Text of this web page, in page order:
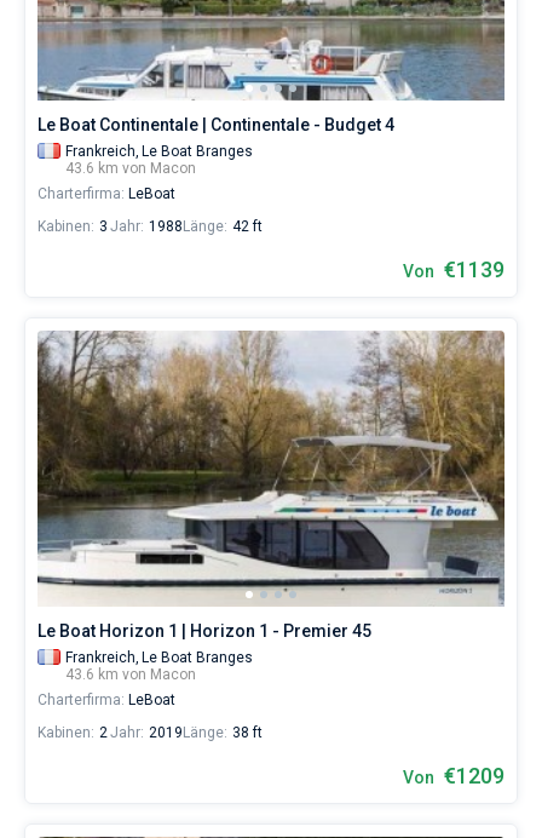
Le Boat Continentale | Continentale - Budget 4
Frankreich, Le Boat Branges
43.6 km von Macon
Charterfirma: LeBoat
Kabinen: 3 Jahr: 1988 Länge: 42 ft
Von €1139
Le Boat Horizon 1 | Horizon 1 - Premier 45
Frankreich, Le Boat Branges
43.6 km von Macon
Charterfirma: LeBoat
Kabinen: 2Jahr: 2019 Länge: 38 ft
Von €1209